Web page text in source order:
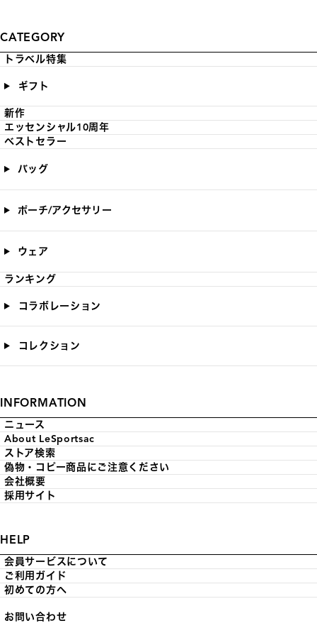
CATEGORY
トラベル特集
ギフト
新作
エッセンシャル10周年
ベストセラー
バッグ
ポーチ/アクセサリー
ウェア
ランキング
コラボレーション
コレクション
INFORMATION
ニュース
About LeSportsac
ストア検索
偽物・コピー商品にご注意ください
会社概要
採用サイト
HELP
会員サービスについて
ご利用ガイド
初めての方へ
お問い合わせ